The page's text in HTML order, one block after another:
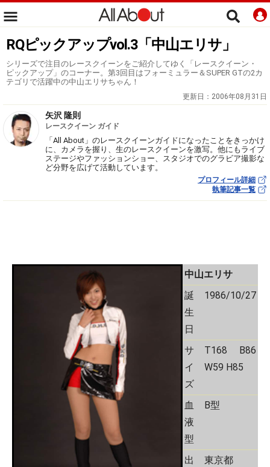
RQピックアップvol.3「中山エリサ」
シリーズで注目のレースクイーンをご紹介してゆく「レースクイーン・
ピックアップ」のコーナー。第3回目はフォーミュラー＆SUPER GTの2カ
テゴリで活躍中の中山エリサちゃん！
更新日： 2006年08月31日
矢沢 隆則
レースクイーン ガイド
「All About」のレースクイーンガイドになったことをきっかけ
に、カメラを握り、生のレースクイーンを激写。他にもライブ
ステージやファッションショー、スタジオでのグラビア撮影な
ど分野を広げて活動しています。
プロフィール詳細
執筆記事一覧
中山エリサ
誕
生
日
1986/10/27
サ
イ
ズ
T168 B86
W59 H85
血
液
型
B型
出
東京都